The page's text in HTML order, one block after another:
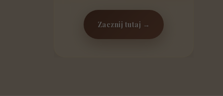
Zacznij tutaj →